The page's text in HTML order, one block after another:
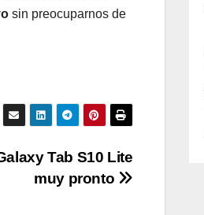
sin preocuparnos de
Tab S10 Lite
muy pronto